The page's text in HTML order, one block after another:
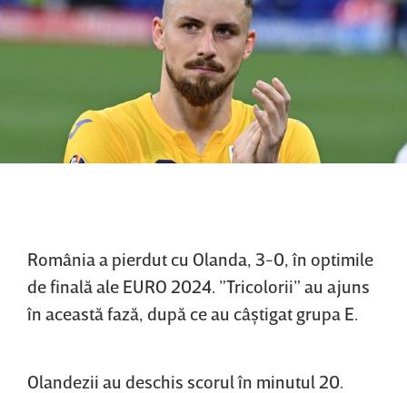
România a pierdut cu Olanda, 3-0, în optimile
de finală ale EURO 2024. ”Tricolorii” au ajuns
în această fază, după ce au câştigat grupa E.
Olandezii au deschis scorul în minutul 20.